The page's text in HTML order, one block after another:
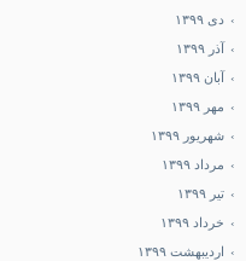
دی ۱۳۹۹
آذر ۱۳۹۹
آبان ۱۳۹۹
مهر ۱۳۹۹
شهریور ۱۳۹۹
مرداد ۱۳۹۹
تیر ۱۳۹۹
خرداد ۱۳۹۹
اردیبهشت ۱۳۹۹